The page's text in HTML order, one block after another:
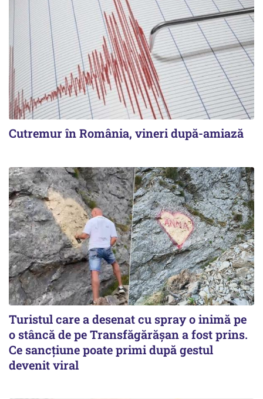
Cutremur în România, vineri după-amiază
Turistul care a desenat cu spray o inimă pe
o stâncă de pe Transfăgărășan a fost prins.
Ce sancțiune poate primi după gestul
devenit viral